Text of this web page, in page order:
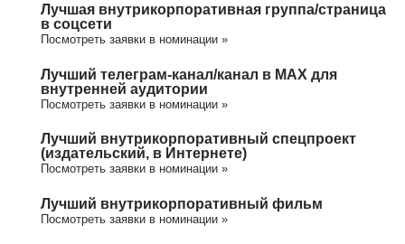
Лучшая внутрикорпоративная группа/cтраница
в соцсети
Посмотреть заявки в номинации »
Лучший телеграм-канал/канал в МАХ для
внутренней аудитории
Посмотреть заявки в номинации »
Лучший внутрикорпоративный спецпроект
(издательский, в Интернете)
Посмотреть заявки в номинации »
Лучший внутрикорпоративный фильм
Посмотреть заявки в номинации »